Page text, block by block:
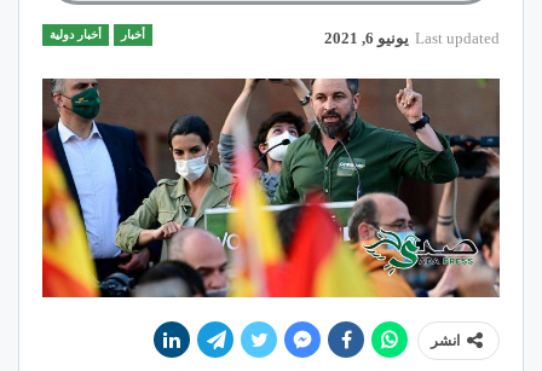
أخبار أخبار دولية Last updated يونيو 6, 2021
انشر